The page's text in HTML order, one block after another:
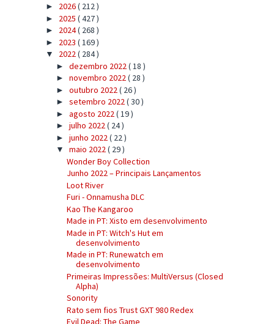
► 2026( 212 )
► 2025 ( 427 )
► 2024( 268 )
► 2023 ( 169 )
▼ 2022( 284 )
► dezembro 2022 ( 18 )
► novembro 2022( 28 )
► outubro 2022 ( 26 )
► setembro 2022( 30 )
► agosto 2022 ( 19 )
► julho 2022( 24 )
► junho 2022 ( 22 )
▼ maio 2022( 29 )
Wonder Boy Collection
Junho 2022 – Principais Lançamentos
Loot River
Furi - Onnamusha DLC
Kao The Kangaroo
Made in PT: Xisto em desenvolvimento
Made in PT: Witch's Hut em
desenvolvimento
Made in PT: Runewatch em
desenvolvimento
Primeiras Impressões: MultiVersus (Closed
Alpha)
Sonority
Rato sem fios Trust GXT 980 Redex
Evil Dead: The Game